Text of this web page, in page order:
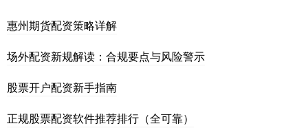
惠州期货配资策略详解
场外配资新规解读：合规要点与风险警示
股票开户配资新手指南
正规股票配资软件推荐排行（全可靠）